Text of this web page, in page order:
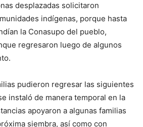
desplazadas solicitaron
indígenas, porque hasta
la Conasupo del pueblo,
regresaron luego de algunos
pudieron regresar las siguientes
instaló de manera temporal en la
apoyaron a algunas familias
siembra, así como con